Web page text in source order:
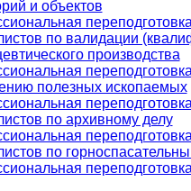
и объектов
переподготовка
по валидации
производства
полезных ископаемых
переподготовка
по архивному делу
переподготовка
по